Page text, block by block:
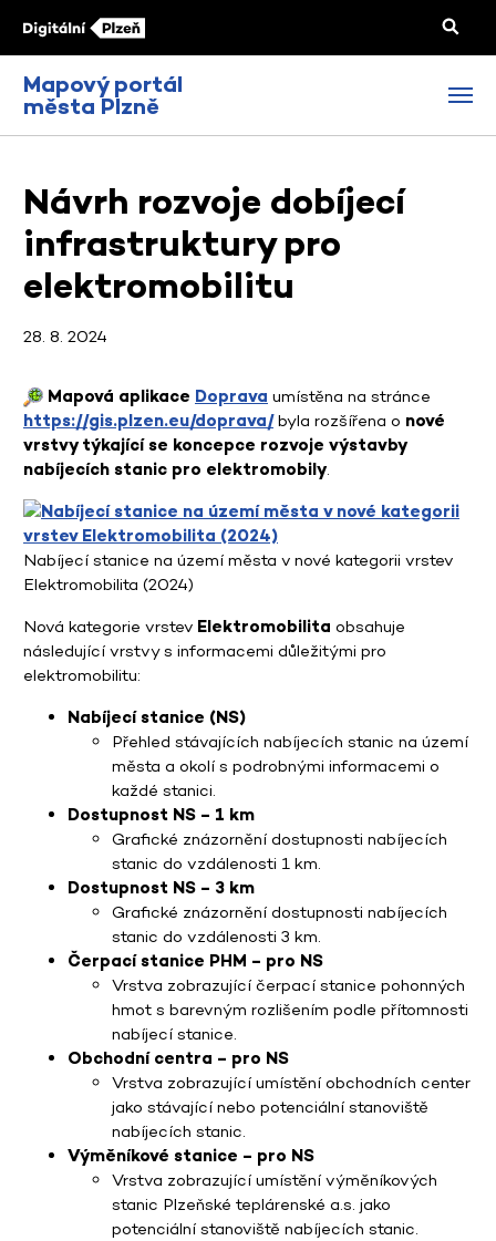
Mapový portál
města Plzně
Návrh rozvoje dobíjecí
infrastruktury pro
elektromobilitu
28. 8. 2024
Mapová aplikace Doprava umístěna na stránce
https://gis.plzen.eu/doprava/byla rozšířena o nové
vrstvy týkající se koncepce rozvoje výstavby
nabíjecích stanic pro elektromobily.
Nabíjecí stanice na území města v nové kategorii vrstev
Elektromobilita (2024)
Nová kategorie vrstev Elektromobilita obsahuje
následující vrstvy s informacemi důležitými pro
elektromobilitu:
Nabíjecí stanice (NS)
Přehled stávajících nabíjecích stanic na území
města a okolí s podrobnými informacemi o
každé stanici.
Dostupnost NS – 1 km
Grafické znázornění dostupnosti nabíjecích
stanic do vzdálenosti 1 km.
Dostupnost NS – 3 km
Grafické znázornění dostupnosti nabíjecích
stanic do vzdálenosti 3 km.
Čerpací stanice PHM – pro NS
Vrstva zobrazující čerpací stanice pohonných
hmot s barevným rozlišením podle přítomnosti
nabíjecí stanice.
Obchodní centra – pro NS
Vrstva zobrazující umístění obchodních center
jako stávající nebo potenciální stanoviště
nabíjecích stanic.
Výměníkové stanice – pro NS
Vrstva zobrazující umístění výměníkových
stanic Plzeňské teplárenské a.s. jako
potenciální stanoviště nabíjecích stanic.